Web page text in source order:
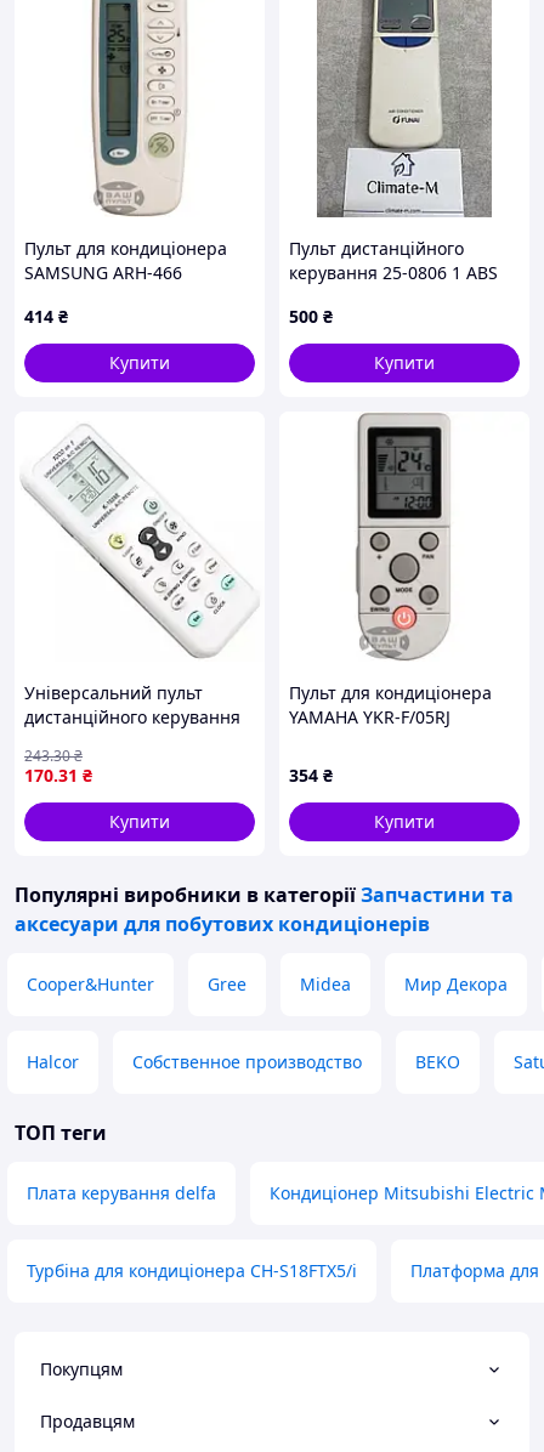
Пульт для кондиціонера
SAMSUNG ARH-466
414 ₴
Купити
Пульт дистанційного
керування 25-0806 1 ABS
500 ₴
Купити
Універсальний пульт
дистанційного керування
/ Пульт д/в для
кондиціонерів
170.31 ₴
243.30₴
Купити
Пульт для кондиціонера
YAMAHA YKR-F/05RJ
354 ₴
Купити
Популярні виробники в категоріїЗапчастини та
аксесуари для побутових кондиціонерів
Cooper&Hunter Gree Midea Мир Декора
Halcor Собственное производство BEKO
ТОП теги
Плата керування delfa Кондиціонер Mitsubishi Electric
Турбіна для кондиціонера CH-S18FTX5/i Платформа для
Покупцям
Продавцям